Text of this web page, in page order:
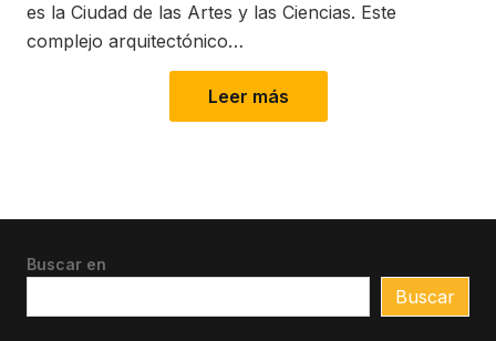
es la Ciudad de las Artes y las Ciencias. Este
complejo arquitectónico…
Leer más
Buscar en
Buscar